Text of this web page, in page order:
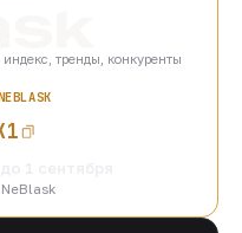
тренды, конкуренты